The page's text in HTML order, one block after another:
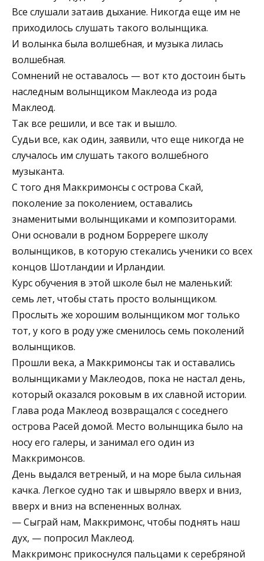
Все слушали затаив дыхание. Никогда еще им не
приходилось слушать такого волынщика.
И волынка была волшебная, и музыка лилась
волшебная.
Сомнений не оставалось — вот кто достоин быть
наследным волынщиком Маклеода из рода
Маклеод.
Так все решили, и все так и вышло.
Судьи все, как один, заявили, что еще никогда не
случалось им слушать такого волшебного
музыканта.
С того дня Маккримонсы с острова Скай,
поколение за поколением, оставались
знаменитыми волынщиками и композиторами.
Они основали в родном Борререге школу
волынщиков, в которую стекались ученики со всех
концов Шотландии и Ирландии.
Курс обучения в этой школе был не маленький:
семь лет, чтобы стать просто волынщиком.
Прослыть же хорошим волынщиком мог только
тот, у кого в роду уже сменилось семь поколений
волынщиков.
Прошли века, а Маккримонсы так и оставались
волынщиками у Маклеодов, пока не настал день,
который оказался роковым в их славной истории.
Глава рода Маклеод возвращался с соседнего
острова Расей домой. Место волынщика было на
носу его галеры, и занимал его один из
Маккримонсов.
День выдался ветреный, и на море была сильная
качка. Легкое судно так и швыряло вверх и вниз,
вверх и вниз на вспененных волнах.
— Сыграй нам, Маккримонс, чтобы поднять наш
дух, — попросил Маклеод.
Маккримонс прикоснулся пальцами к серебряной